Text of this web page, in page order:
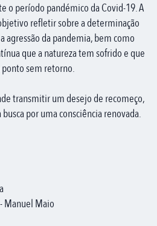
o período pandémico da Covid-19. A
refletir sobre a determinação
agressão da pandemia, bem como
que a natureza tem sofrido e que
ponto sem retorno.
transmitir um desejo de recomeço,
por uma consciência renovada.
Manuel Maio